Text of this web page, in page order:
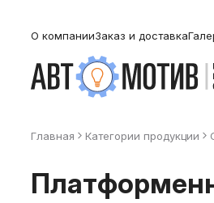
О компанииЗаказ и доставка
Главная Категории продукции